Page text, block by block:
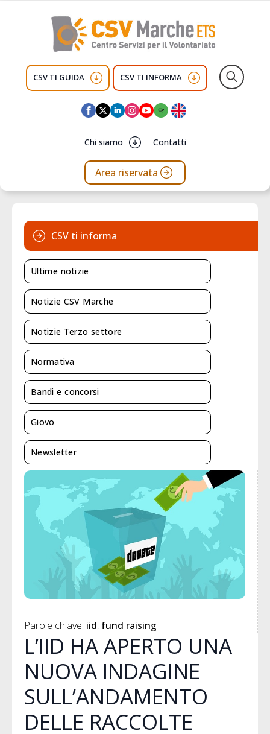
CSV TI GUIDA CSV TI INFORMA
Chi siamo Contatti
Area riservata
Parole chiave: iid fund raising
L’IID HA APERTO UNA
NUOVA INDAGINE
SULL’ANDAMENTO
DELLE RACCOLTE
CSV ti informa
Ultime notizie
Notizie CSV Marche
Notizie Terzo settore
Normativa
Bandi e concorsi
Giovo
Newsletter